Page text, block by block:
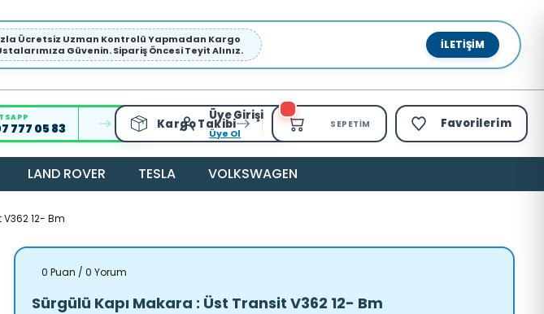
Ücretsiz Uzman Kontrolü Yapmadan Kargo
Güvenin. Sipariş Öncesi Teyit Alınız.
İLETIŞIM
777 05 83 Kargo Takibi
Üye Girişi
Üye Ol
SEPETIM Favorilerim
LAND ROVER TESLA VOLKSWAGEN
12- Bm
0 Puan / 0 Yorum
Sürgülü Kapı Makara : Üst Transit V362 12- Bm